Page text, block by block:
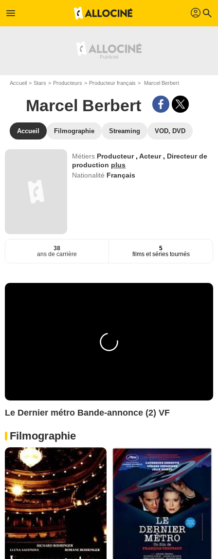
menu profil search
Accueil Stars Producteurs Producteur français Marcel Berbert
Marcel Berbert
Accueil Filmographie Streaming VOD, DVD
Métiers Producteur ,Acteur , Directeur de
production plus
Nationalité Français
38
ans de carrière
5
films et séries tournés
Le Dernier métro Bande-annonce (2) VF
Filmographie